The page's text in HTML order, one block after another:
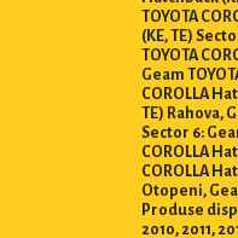
TOYOTA
(KE, TE)
TOYOTA
Geam
COROLLA
TE) Rahova,
Sector 6:
COROLLA
COROLLA
Otopeni,
Produse
2010, 2011,